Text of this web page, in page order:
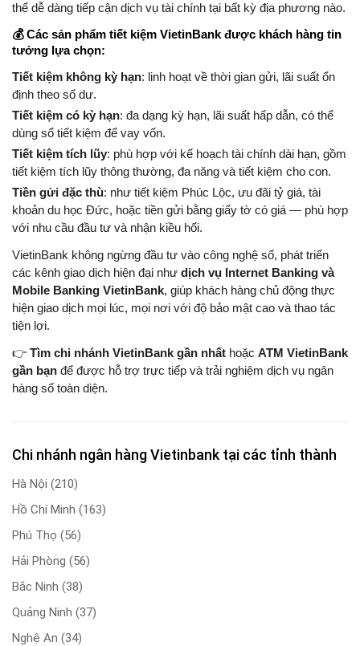
thể dễ dàng tiếp cận dịch vụ tài chính tại bất kỳ địa phương nào.
💰 Các sản phẩm tiết kiệm VietinBank được khách hàng tin
tưởng lựa chọn:
Tiết kiệm không kỳ hạn: linh hoạt về thời gian gửi, lãi suất ổn
định theo số dư.
Tiết kiệm có kỳ hạn: đa dạng kỳ hạn, lãi suất hấp dẫn, có thể
dùng sổ tiết kiệm để vay vốn.
Tiết kiệm tích lũy: phù hợp với kế hoạch tài chính dài hạn, gồm
tiết kiệm tích lũy thông thường, đa năng và tiết kiệm cho con.
Tiền gửi đặc thù: như tiết kiệm Phúc Lộc, ưu đãi tỷ giá, tài
khoản du học Đức, hoặc tiền gửi bằng giấy tờ có giá — phù hợp
với nhu cầu đầu tư và nhận kiều hối.
VietinBank không ngừng đầu tư vào công nghệ số, phát triển
các kênh giao dịch hiện đại như dịch vụ Internet Banking và
Mobile Banking VietinBank, giúp khách hàng chủ động thực
hiện giao dịch mọi lúc, mọi nơi với độ bảo mật cao và thao tác
tiện lợi.
👉 Tìm chi nhánh VietinBank gần nhất hoặc ATM VietinBank
gần bạn để được hỗ trợ trực tiếp và trải nghiệm dịch vụ ngân
hàng số toàn diện.
Chi nhánh ngân hàng Vietinbank tại các tỉnh thành
Hà Nội (210)
Hồ Chí Minh (163)
Phú Thọ (56)
Hải Phòng (56)
Bắc Ninh (38)
Quảng Ninh (37)
Nghệ An (34)